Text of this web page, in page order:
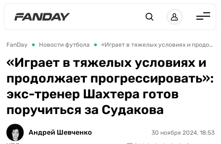
Испания
Германия
Италия
Франция
Украина
FanDay Новости футбола «Играет в тяжелых условиях и продолжает прогрессировать»: экс-тренер Шахтера готов поручиться за Судакова
«Играет в тяжелых условиях и
продолжает прогрессировать»:
экс-тренер Шахтера готов
поручиться за Судакова
Андрей Шевченко
30 ноября 2024, 18:53